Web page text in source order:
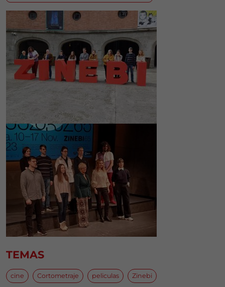
TEMAS
cine Cortometraje peliculas Zinebi